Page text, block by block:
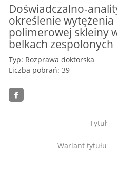
Doświadczalno-
określenie wytężenia
polimerowej skleiny
belkach zespolonych
Typ: Rozprawa doktorska
Liczba pobrań: 39
Tytuł
Wariant tytułu